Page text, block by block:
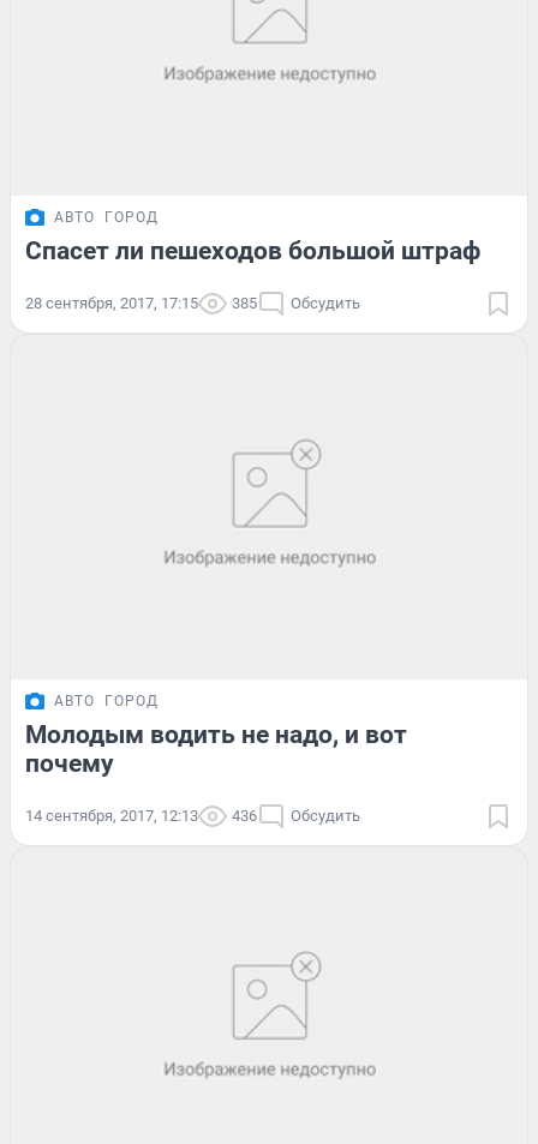
АВТО ГОРОД
Спасет ли пешеходов большой штраф
28 сентября, 2017, 17:15 385 Обсудить
АВТО ГОРОД
Молодым водить не надо, и вот
почему
14 сентября, 2017, 12:13 436 Обсудить